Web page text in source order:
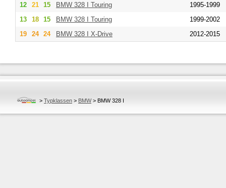
12
21 15 BMW 328 I Touring
1995-1999
13
18 15 BMW 328 I Touring
1999-2002
19
24 24 BMW 328 I X-Drive 2012-2015
> Typklassen > BMW> BMW 328 I